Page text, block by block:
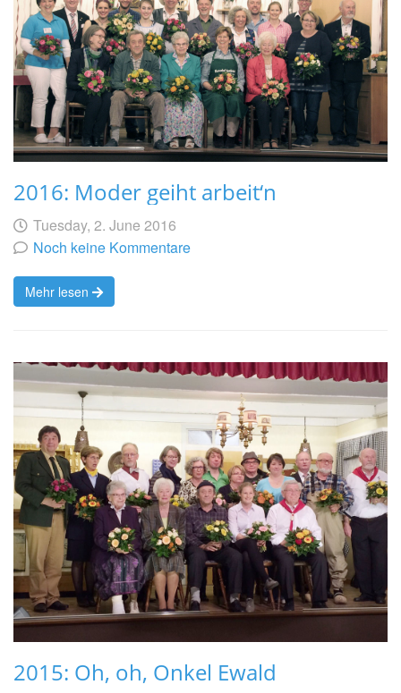
2016: Moder geiht arbeit‘n
Geschrieben
von
am Tuesday, 2. June 2016
Noch keine Kommentare
Mehr lesen
2015: Oh, oh, Onkel Ewald